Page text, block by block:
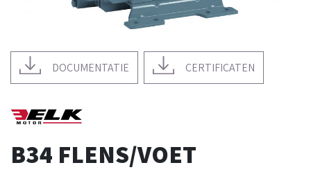
DOCUMENTATIE CERTIFICATEN
B34 FLENS/VOET